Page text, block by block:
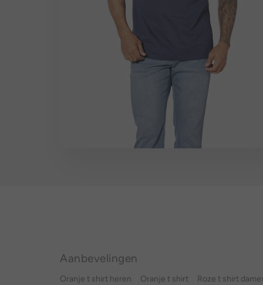
Aanbevelingen
Oranje t shirt heren Oranje t shirt
Roze t shirt